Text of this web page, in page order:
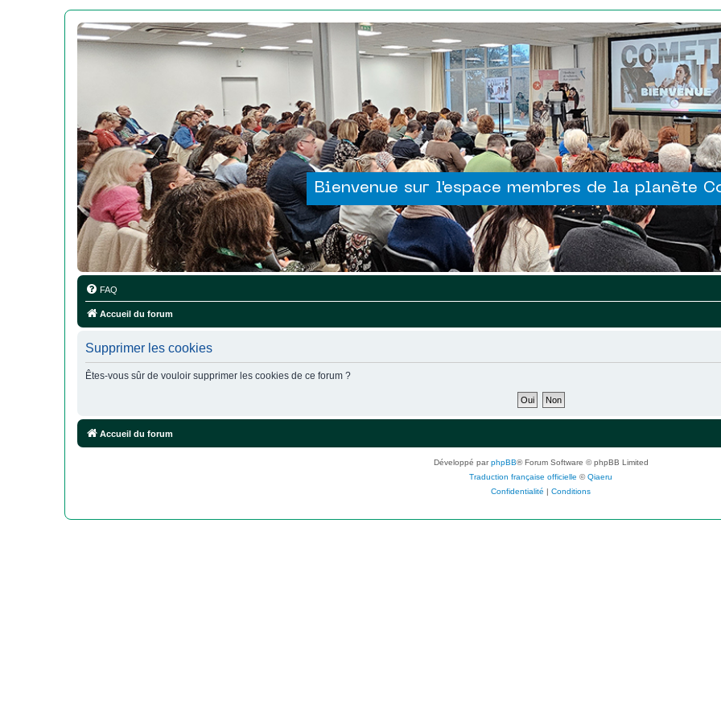
Bienvenue sur l'espace membres de la planète
FAQ
Accueil du forum
Supprimer les cookies
Êtes-vous sûr de vouloir supprimer les cookies de ce forum ?
Accueil du forum
Développé parphpBB® Forum Software © phpBB Limited
Traduction française officielle ©Qiaeru
Confidentialité | Conditions